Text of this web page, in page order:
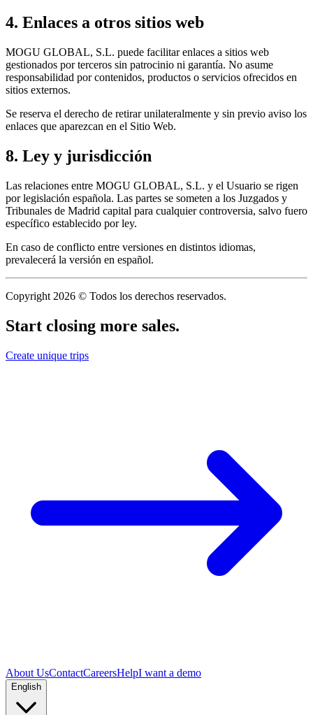
4. Enlaces a otros sitios web
MOGU GLOBAL, S.L. puede facilitar enlaces a sitios web
gestionados por terceros sin patrocinio ni garantía. No asume
responsabilidad por contenidos, productos o servicios ofrecidos en
sitios externos.
Se reserva el derecho de retirar unilateralmente y sin previo aviso los
enlaces que aparezcan en el Sitio Web.
8. Ley y jurisdicción
Las relaciones entre MOGU GLOBAL, S.L. y el Usuario se rigen
por legislación española. Las partes se someten a los Juzgados y
Tribunales de Madrid capital para cualquier controversia, salvo fuero
específico establecido por ley.
En caso de conflicto entre versiones en distintos idiomas,
prevalecerá la versión en español.
Copyright 2026 © Todos los derechos reservados.
Start closing more sales.
Create unique trips
About UsContactCareersHelpI want a demo
English